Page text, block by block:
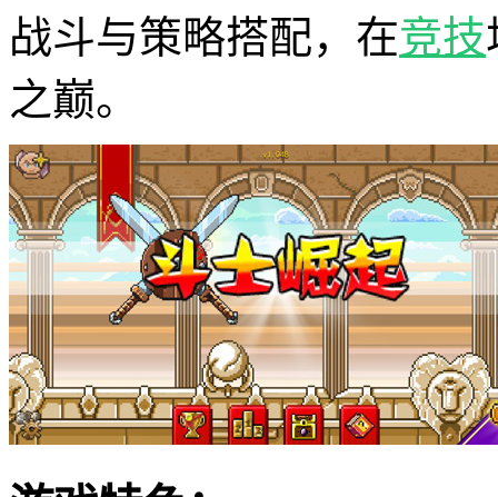
战斗与策略搭配，在竞技
之巅。